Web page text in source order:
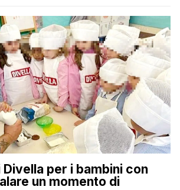
Divella per i bambini con
un momento di